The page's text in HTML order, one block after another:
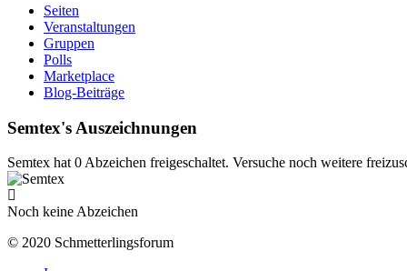
Seiten
Veranstaltungen
Gruppen
Polls
Marketplace
Blog-Beiträge
Semtex's Auszeichnungen
Semtex hat 0 Abzeichen freigeschaltet. Versuche noch weitere
Noch keine Abzeichen
© 2020 Schmetterlingsforum